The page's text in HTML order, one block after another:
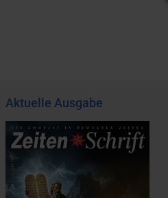
Aktuelle Ausgabe